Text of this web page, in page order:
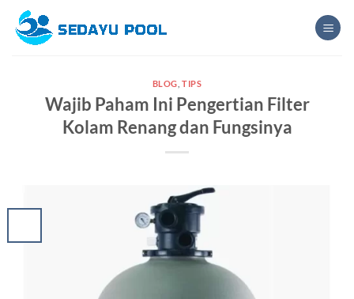
content
BLOG ,TIPS
Wajib Paham Ini Pengertian Filter
Kolam Renang dan Fungsinya